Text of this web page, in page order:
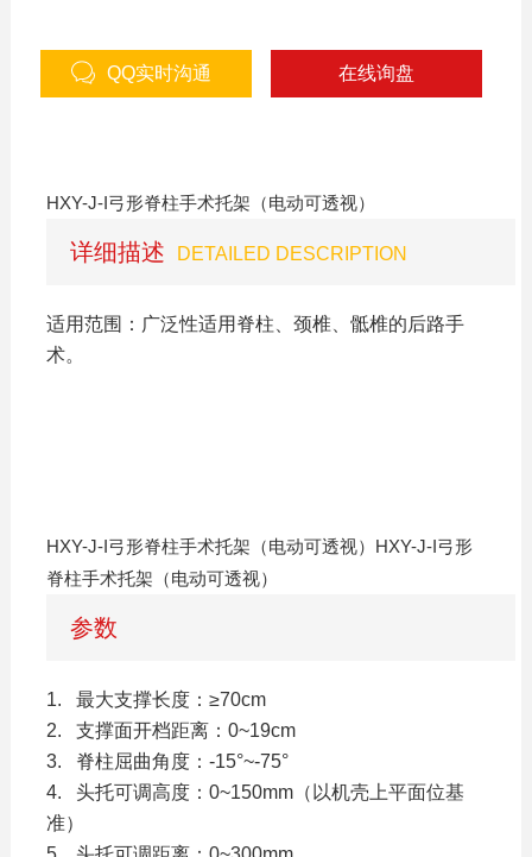
QQ实时沟通 在线询盘
HXY-J-I弓形脊柱手术托架（电动可透视）
详细描述 DETAILED DESCRIPTION
适用范围：广泛性适用脊柱、颈椎、骶椎的后路手
术。
HXY-J-I弓形脊柱手术托架（电动可透视）HXY-J-I弓形
脊柱手术托架（电动可透视）
参数
1. 最大支撑长度：≥70cm
2. 支撑面开档距离：0~19cm
3. 脊柱屈曲角度：-15°~-75°
4. 头托可调高度：0~150mm（以机壳上平面位基
准）